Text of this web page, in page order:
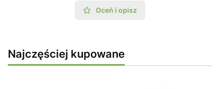
Oceń i opisz
Najczęściej kupowane